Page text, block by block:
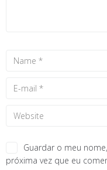
Guardar o meu
próxima vez que eu